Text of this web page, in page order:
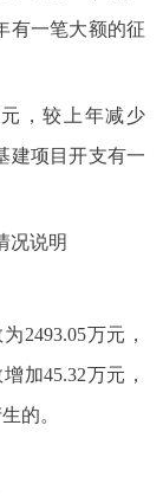
有一笔大额的征
，较上年减少
建项目开支有一
况说明
2493.05万元，
加45.32万元，
的。